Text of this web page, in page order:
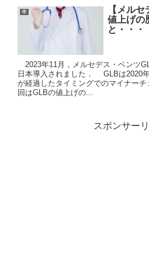
車
【メル
値上げの
と・・・
2023年11月，メルセデス・ベンツ
日本導入されました． GLBは2020
が経過したタイミングでのマイナー
回はGLBの値上げの...
スポンサー